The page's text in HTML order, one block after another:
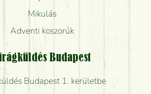
Mikulás
Adventi koszorúk
Budapest
Budapest 1. kerületbe